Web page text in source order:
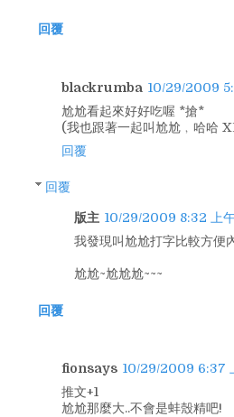
回覆
blackrumba 10/29/2009
尬尬看起來好好吃喔 *搶*
(我也跟著一起叫尬尬﹐哈哈
回覆
回覆
版主 10/29/2009 8:32 上
我發現叫尬尬打字比較方便
尬尬~尬尬尬~~~
回覆
fionsays 10/29/2009 6:37
推文+1
尬尬那麼大..不會是蚌殼精吧!